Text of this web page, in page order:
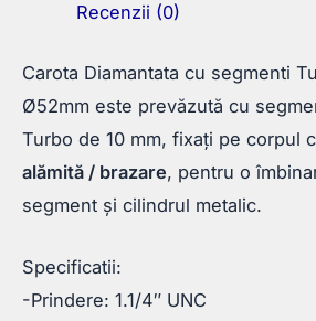
Recenzii (0)
Carota Diamantata cu segmenti
Ø52mm este prevăzută cu
Turbo de 10 mm, fixați pe corpul
alămită / brazare, pentru o
segment și cilindrul metalic.
Specificatii:
-Prindere: 1.1/4″ UNC